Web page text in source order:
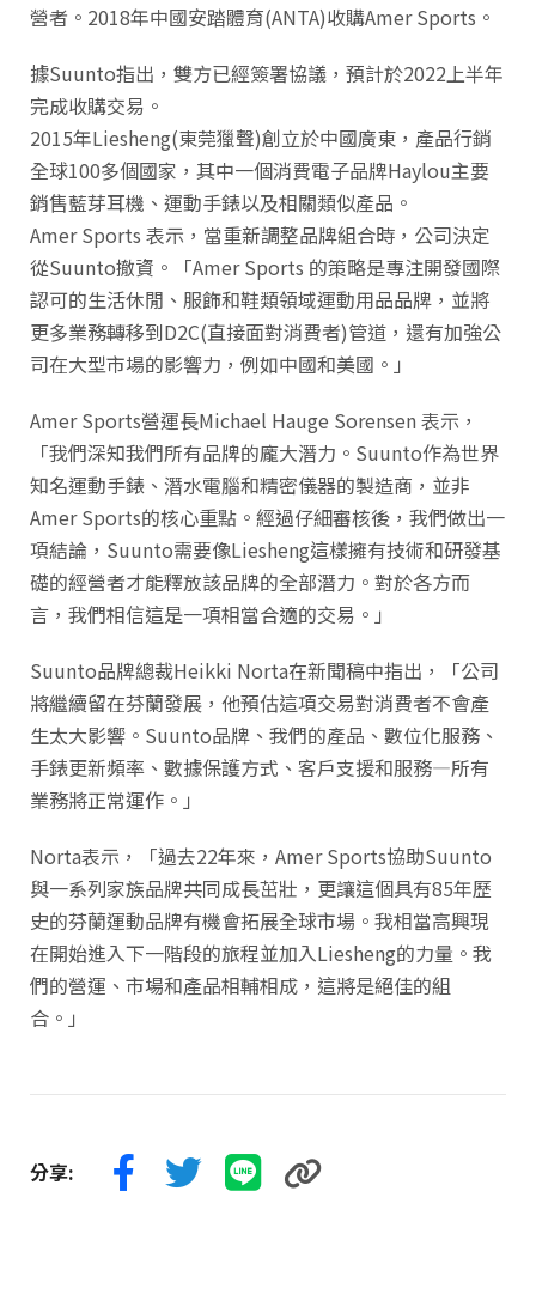
營者。2018年中國安踏體育(ANTA)收購Amer Sports。
據Suunto指出，雙方已經簽署協議，預計於2022上半年
完成收購交易。
2015年Liesheng(東莞獵聲)創立於中國廣東，產品行銷
全球100多個國家，其中一個消費電子品牌Haylou主要
銷售藍芽耳機、運動手錶以及相關類似產品。
Amer Sports 表示，當重新調整品牌組合時，公司決定
從Suunto撤資。「Amer Sports 的策略是專注開發國際
認可的生活休閒、服飾和鞋類領域運動用品品牌，並將
更多業務轉移到D2C(直接面對消費者)管道，還有加強公
司在大型市場的影響力，例如中國和美國。」
Amer Sports營運長Michael Hauge Sorensen 表示，
「我們深知我們所有品牌的龐大潛力。Suunto作為世界
知名運動手錶、潛水電腦和精密儀器的製造商，並非
Amer Sports的核心重點。經過仔細審核後，我們做出一
項結論，Suunto需要像Liesheng這樣擁有技術和研發基
礎的經營者才能釋放該品牌的全部潛力。對於各方而
言，我們相信這是一項相當合適的交易。」
Suunto品牌總裁Heikki Norta在新聞稿中指出，「公司
將繼續留在芬蘭發展，他預估這項交易對消費者不會產
生太大影響。Suunto品牌、我們的產品、數位化服務、
手錶更新頻率、數據保護方式、客戶支援和服務—所有
業務將正常運作。」
Norta表示，「過去22年來，Amer Sports協助Suunto
與一系列家族品牌共同成長茁壯，更讓這個具有85年歷
史的芬蘭運動品牌有機會拓展全球市場。我相當高興現
在開始進入下一階段的旅程並加入Liesheng的力量。我
們的營運、市場和產品相輔相成，這將是絕佳的組
合。」
分享: